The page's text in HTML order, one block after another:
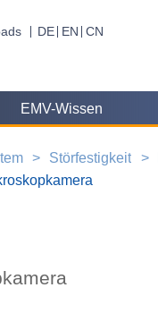
DE EN CN
EMV-Wissen
Störfestigkeit